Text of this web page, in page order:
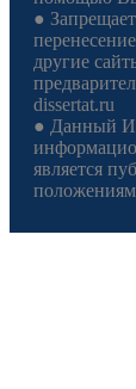
●
другие
dissertat.ru
● Данный
является